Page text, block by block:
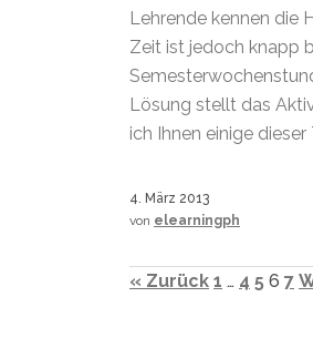
Lehrende kennen die
Zeit ist jedoch knapp
Lösung stellt das
ich Ihnen einige dieser
4. März 2013
von elearningph
« Zurück 1 … 4 5 6 7